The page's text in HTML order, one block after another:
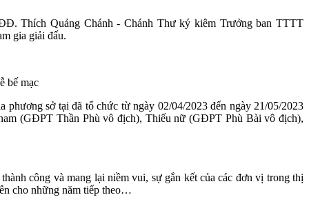
Thích Quảng Chánh - Chánh Thư ký kiêm Trưởng ban TTTT
gia giải đấu.
bế mạc
sở tại đã tổ chức từ ngày 02/04/2023 đến ngày 21/05/2023
(GĐPT Thần Phù vô địch), Thiếu nữ (GĐPT Phù Bài vô địch),
công và mang lại niềm vui, sự gắn kết của các đơn vị trong thị
cho những năm tiếp theo…